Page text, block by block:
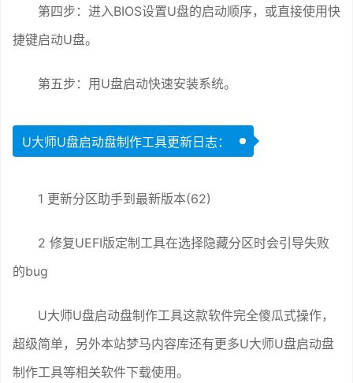
第四步：进入BIOS设置U盘的启动顺序，或直接使用快
捷键启动U盘。
第五步：用U盘启动快速安装系统。
U大师U盘启动盘制作工具更新日志：
1 更新分区助手到最新版本(62)
2 修复UEFI版定制工具在选择隐藏分区时会引导失败
的bug
U大师U盘启动盘制作工具这款软件完全傻瓜式操作，
超级简单，另外本站梦马内容库还有更多U大师U盘启动盘
制作工具等相关软件下载使用。